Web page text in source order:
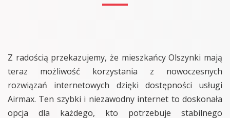
Z radością przekazujemy, że mieszkańcy Olszynki mają
teraz możliwość korzystania z nowoczesnych
rozwiązań internetowych dzięki dostępności usługi
Airmax. Ten szybki i niezawodny internet to doskonała
opcja dla każdego, kto potrzebuje stabilnego